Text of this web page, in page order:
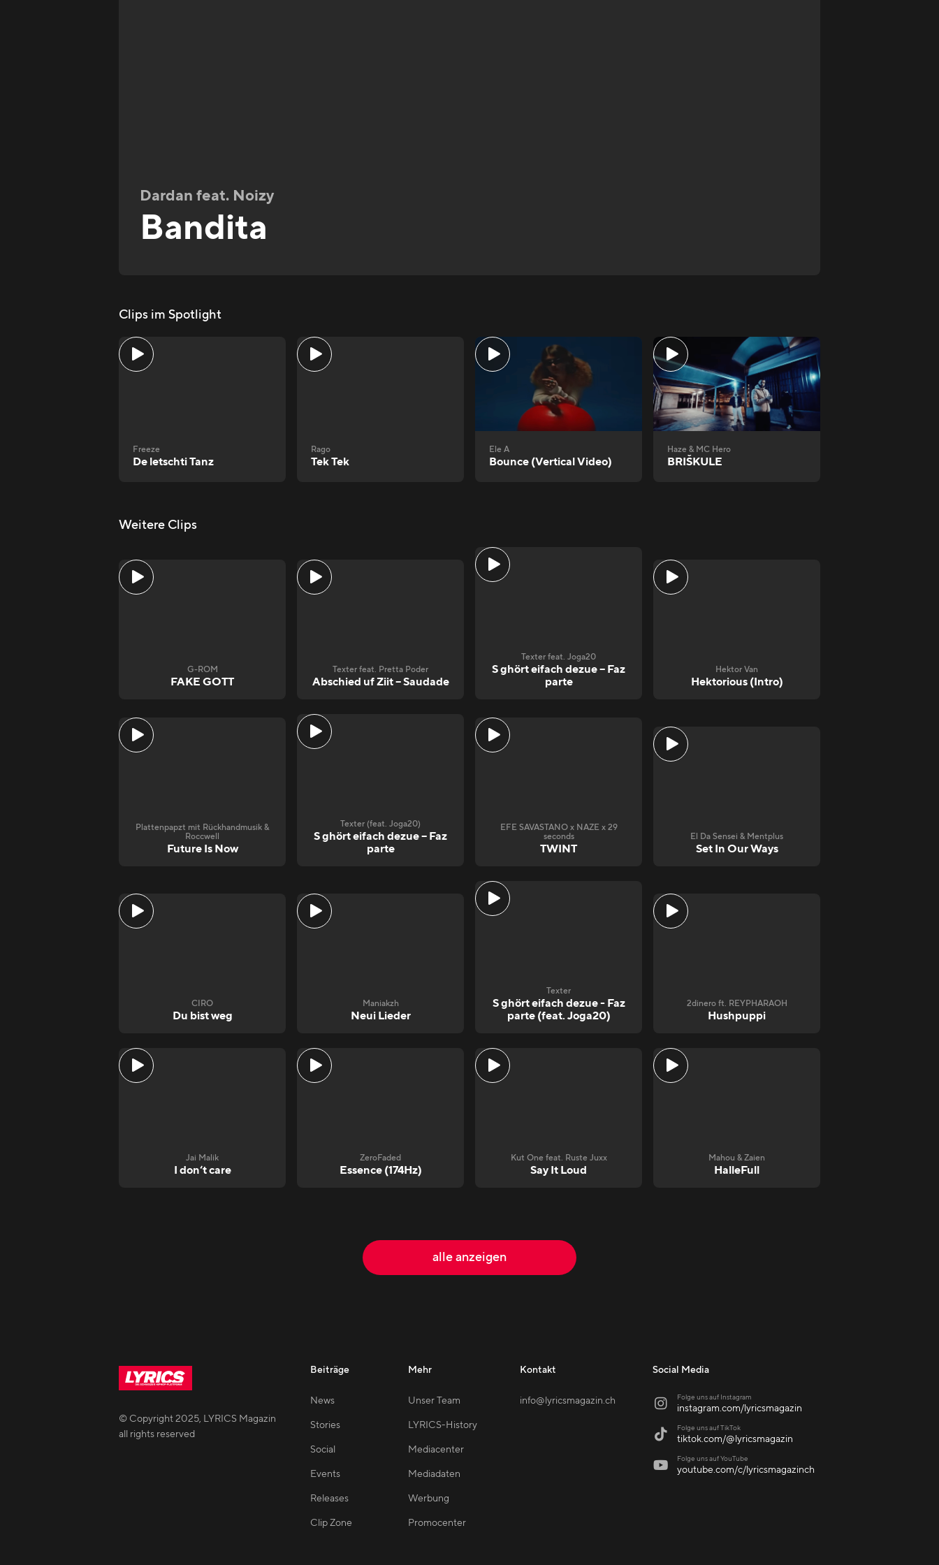
Dardan feat. Noizy
Bandita
Clips im Spotlight
Freeze
De letschti Tanz
Rago
Tek Tek
Ele A
Bounce (Vertical Video)
Haze & MC Hero
BRIŠKULE
Weitere Clips
G-ROM
FAKE GOTT
Texter feat. Pretta Poder
Abschied uf Ziit – Saudade
Texter feat. Joga20
S ghört eifach dezue – Faz
parte
Hektor Van
Hektorious (Intro)
Plattenpapzt mit Rückhandmusik &
Roccwell
Future Is Now
Texter (feat. Joga20)
S ghört eifach dezue – Faz
parte
EFE SAVASTANO x NAZE x 29
seconds
TWINT
El Da Sensei & Mentplus
Set In Our Ways
CIRO
Du bist weg
Maniakzh
Neui Lieder
Texter
S ghört eifach dezue - Faz
parte (feat. Joga20)
2dinero ft. REYPHARAOH
Hushpuppi
Jai Malik
I don‘t care
ZeroFaded
Essence (174Hz)
Kut One feat. Ruste Juxx
Say It Loud
Mahou & Zaien
HalleFull
alle anzeigen
© Copyright2025, LYRICS Magazin
all rights reserved
Beiträge
News
Stories
Social
Events
Releases
Clip Zone
Mehr
Unser Team
LYRICS-History
Mediacenter
Mediadaten
Werbung
Promocenter
Kontakt
info@lyricsmagazin.ch
Social Media
 Folge uns auf Instagram
instagram.com/lyricsmagazin
 Folge uns auf TikTok
tiktok.com/@lyricsmagazin
 Folge uns auf YouTube
youtube.com/c/lyricsmagazinch